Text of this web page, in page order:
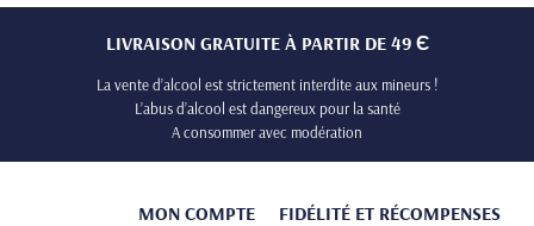
LIVRAISON GRATUITE À PARTIR DE 49 Є
La vente d’alcool est strictement interdite aux mineurs !
L’abus d’alcool est dangereux pour la santé
A consommer avec modération
MON COMPTE FIDÉLITÉ ET RÉCOMPENSES